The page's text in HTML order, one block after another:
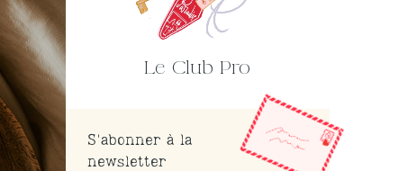
Le Club Pro
S'abonner à la
newsletter